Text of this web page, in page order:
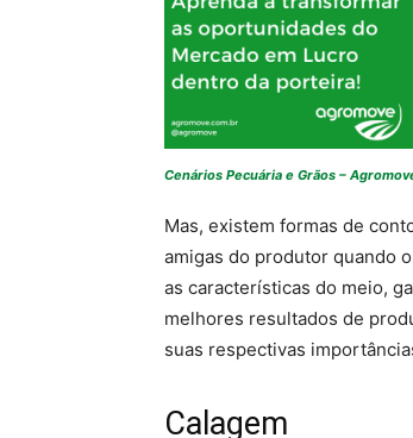
Cenários Pecuária e Grãos –
Mas, existem formas de
amigas do produtor quando
as características do meio,
melhores resultados de
suas respectivas
Calagem